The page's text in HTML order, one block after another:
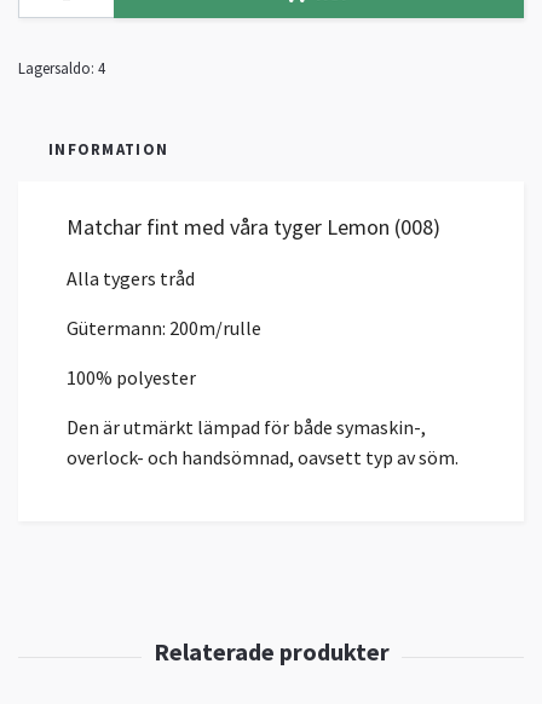
Lagersaldo: 4
INFORMATION
Matchar fint med våra tyger Lemon (008)
Alla tygers tråd
Gütermann: 200m/rulle
100% polyester
Den är utmärkt lämpad för både symaskin-,
overlock- och handsömnad, oavsett typ av söm.